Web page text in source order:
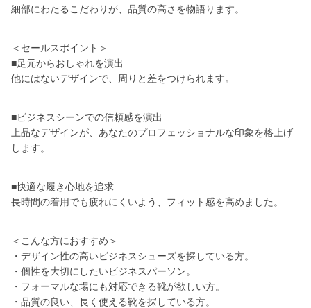
細部にわたるこだわりが、品質の高さを物語ります。
＜セールスポイント＞
■足元からおしゃれを演出
他にはないデザインで、周りと差をつけられます。
■ビジネスシーンでの信頼感を演出
上品なデザインが、あなたのプロフェッショナルな印象を格上げ
します。
■快適な履き心地を追求
長時間の着用でも疲れにくいよう、フィット感を高めました。
＜こんな方におすすめ＞
・デザイン性の高いビジネスシューズを探している方。
・個性を大切にしたいビジネスパーソン。
・フォーマルな場にも対応できる靴が欲しい方。
・品質の良い、長く使える靴を探している方。